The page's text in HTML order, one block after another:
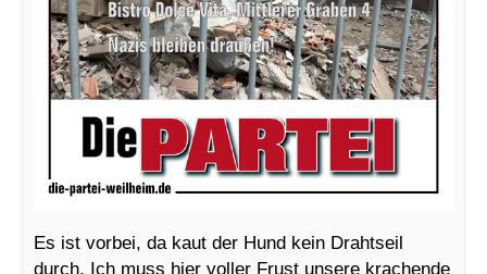
Es ist vorbei, da kaut der Hund kein Drahtseil
durch. Ich muss hier voller Frust unsere krachende